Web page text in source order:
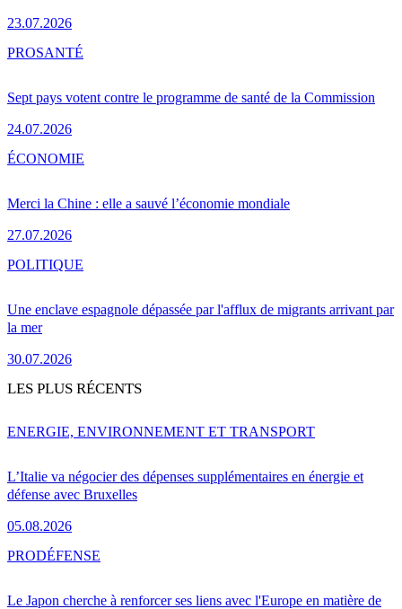
23.07.2026
Sept pays votent contre le programme de santé de la Commission
24.07.2026
PROSANTÉ
Merci la Chine : elle a sauvé l’économie mondiale
27.07.2026
ÉCONOMIE
Une enclave espagnole dépassée par l'afflux de migrants arrivant par
la mer
30.07.2026
POLITIQUE
LES PLUS RÉCENTS
L’Italie va négocier des dépenses supplémentaires en énergie et
défense avec Bruxelles
05.08.2026
ENERGIE, ENVIRONNEMENT ET TRANSPORT
Le Japon cherche à renforcer ses liens avec l'Europe en matière de
PRODÉFENSE